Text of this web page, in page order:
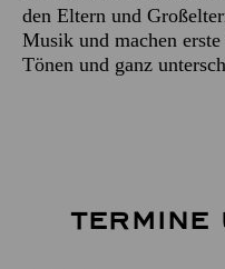
den Eltern und
Musik und machen
Tönen und ganz
TERMINE